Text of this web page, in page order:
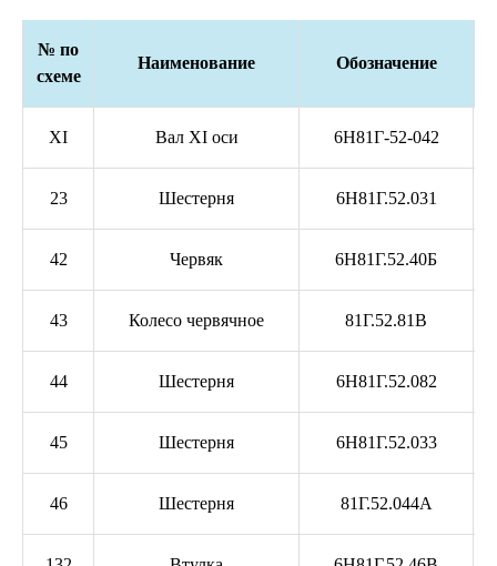
№ по
схеме
Наименование Обозначение
XI Вал XI оси 6Н81Г-52-042
23 Шестерня 6Н81Г.52.031
42 Червяк 6Н81Г.52.40Б
43 Колесо червячное 81Г.52.81В
44 Шестерня 6Н81Г.52.082
45 Шестерня 6Н81Г.52.033
46 Шестерня 81Г.52.044А